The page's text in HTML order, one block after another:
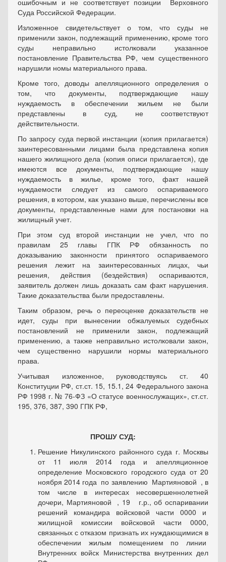
ошибочным и не соответствует позиции Верховного
Суда Российской Федерации.
Изложенное свидетельствует о том, что суды не
применили закон, подлежащий применению, кроме того
суды неправильно истолковали указанное
постановление Правительства РФ, чем существенного
нарушили номы материального права.
Кроме того, доводы апелляционного определения о
том, что документы, подтверждающие нашу
нуждаемость в обеспечении жильем не были
представлены в суд, не соответствуют
действительности.
По запросу суда первой инстанции (копия прилагается)
заинтересованными лицами была представлена копия
нашего жилищного дела (копия описи прилагается), где
имеются все документы, подтверждающие нашу
нуждаемость в жилье, кроме того, факт нашей
нуждаемости следует из самого оспариваемого
решения, в котором, как указано выше, перечислены все
документы, представленные нами для постановки на
жилищный учет.
При этом суд второй инстанции не учел, что по
правилам 25 главы ГПК РФ обязанность по
доказыванию законности принятого оспариваемого
решения лежит на заинтересованных лицах, чьи
решения, действия (бездействия) оспариваются,
заявитель должен лишь доказать сам факт нарушения.
Такие доказательства были предоставлены.
Таким образом, речь о переоценке доказательств не
идет, суды при вынесении обжалуемых судебных
постановлений не применили закон, подлежащий
применению, а также неправильно истолковали закон,
чем существенно нарушили нормы материального
права.
Учитывая изложенное, руководствуясь ст. 40
Конституции РФ, ст.ст. 15, 15.1, 24 Федерального закона
РФ 1998 г. № 76-ФЗ «О статусе военнослужащих», ст.ст.
195, 376, 387, 390 ГПК РФ,
ПРОШУ СУД:
Решение Никулинского районного суда г. Москвы
от 11 июля 2014 года и апелляционное
определение Московского городского суда от 20
ноября 2014 года по заявлению Мартияновой , в
том числе в интересах несовершеннолетней
дочери, Мартияновой , 19 г.р., об оспаривании
решений командира войсковой части 0000 и
жилищной комиссии войсковой части 0000,
связанных с отказом признать их нуждающимися в
обеспечении жилым помещением по линии
Внутренних войск Министерства внутренних дел